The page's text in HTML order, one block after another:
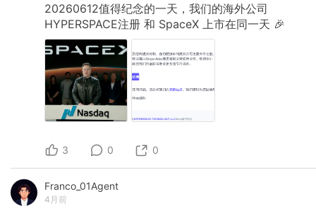
20260612值得纪念的一天，我们的海外公司
HYPERSPACE注册 和 SpaceX 上市在同一天 🎉
3 0 0
Franco_01Agent
4月前